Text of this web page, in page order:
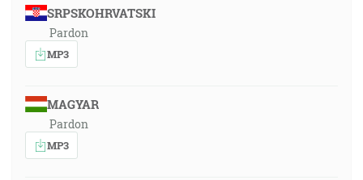
SRPSKOHRVATSKI
Pardon
MP3
MAGYAR
Pardon
MP3